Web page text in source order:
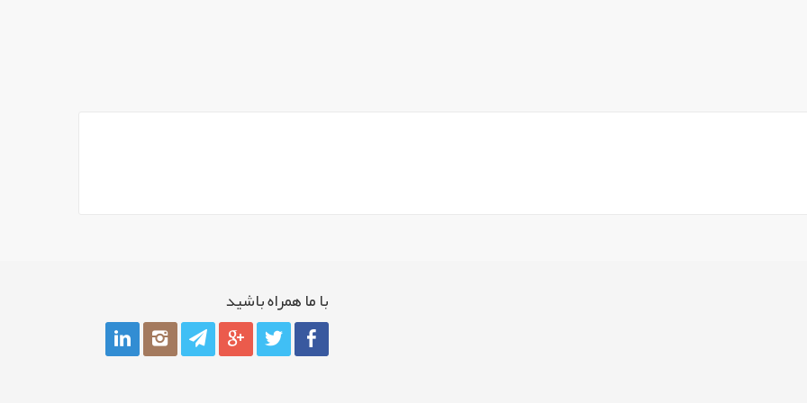
با ما همراه باشيد